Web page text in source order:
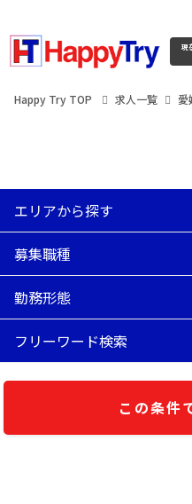
現
Happy Try TOP 求人一覧 愛
エリアから探す
募集職種
勤務形態
フリーワード検索
この条件